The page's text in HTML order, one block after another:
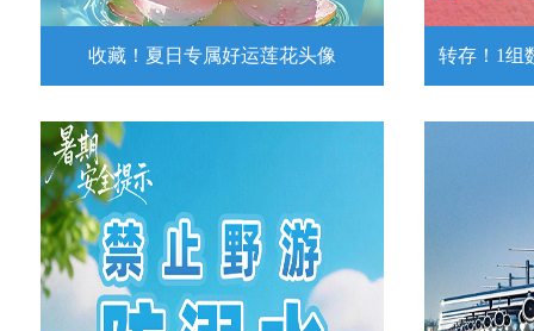
收藏！夏日专属好运莲花头像
收藏！夏日专属好运莲花头像
夏日专属好运莲花头像！
详情
转存！1组
转存！1
况发布。